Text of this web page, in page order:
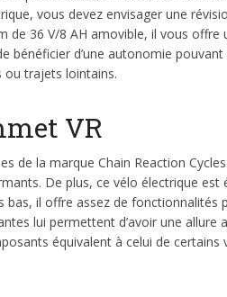
vous devez envisager une
de 36 V/8 AH amovible, il vous
bénéficier d’une autonomie
ou trajets lointains.
VR
de la marque Chain Reaction
De plus, ce vélo électrique est
bas, il offre assez de fonctionnalités
lui permettent d’avoir une allure
équivalent à celui de